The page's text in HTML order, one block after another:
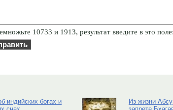
10733 и 1913, результат введите в это поле:
индийских богах и
Из жизни